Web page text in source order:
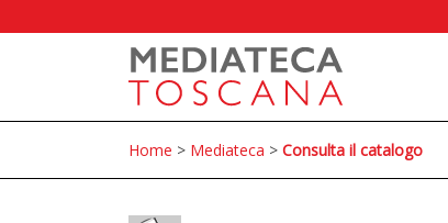
Home > Mediateca > Consulta il catalogo